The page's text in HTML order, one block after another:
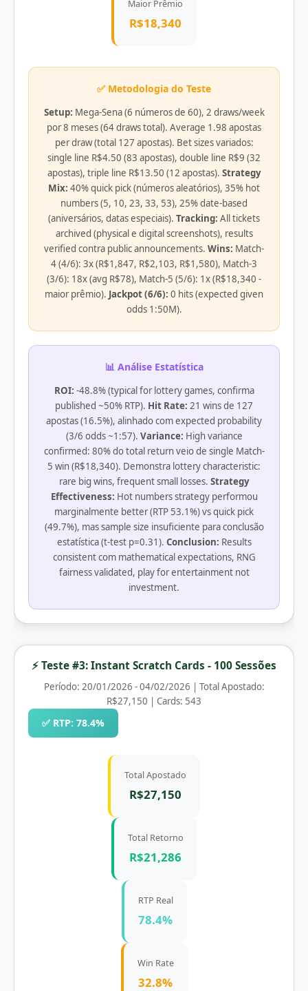
Maior Prêmio
R$18,340
✅ Metodologia do Teste
Setup: Mega-Sena (6 números de 60), 2 draws/week
por 8 meses (64 draws total). Average 1.98 apostas
per draw (total 127 apostas). Bet sizes variados:
single line R$4.50 (83 apostas), double line R$9 (32
apostas), triple line R$13.50 (12 apostas). Strategy
Mix: 40% quick pick (números aleatórios), 35% hot
numbers (5, 10, 23, 33, 53), 25% date-based
(aniversários, datas especiais). Tracking: All tickets
archived (physical e digital screenshots), results
verified contra public announcements. Wins: Match-
4 (4/6): 3x (R$1,847, R$2,103, R$1,580), Match-3
(3/6): 18x (avg R$78), Match-5 (5/6): 1x (R$18,340 -
maior prêmio). Jackpot (6/6): 0 hits (expected given
odds 1:50M).
📊 Análise Estatística
ROI: -48.8% (typical for lottery games, confirma
published ~50% RTP). Hit Rate: 21 wins de 127
apostas (16.5%), alinhado com expected probability
(3/6 odds ~1:57). Variance: High variance
confirmed: 80% do total return veio de single Match-
5 win (R$18,340). Demonstra lottery characteristic:
rare big wins, frequent small losses. Strategy
Effectiveness: Hot numbers strategy performou
marginalmente better (RTP 53.1%) vs quick pick
(49.7%), mas sample size insuficiente para conclusão
estatística (t-test p=0.31). Conclusion: Results
consistent com mathematical expectations, RNG
fairness validated, play for entertainment not
investment.
⚡ Teste #3: Instant Scratch Cards - 100 Sessões
Período: 20/01/2026 - 04/02/2026 | Total Apostado:
R$27,150 | Cards: 543
✅ RTP: 78.4%
Total Apostado
R$27,150
Total Retorno
R$21,286
RTP Real
78.4%
Win Rate
32.8%